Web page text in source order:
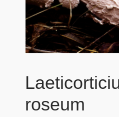
roseum